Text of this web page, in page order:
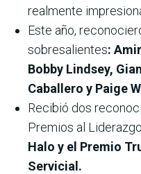
realmente
Este año,
sobresalientes:
Bobby Lindsey,
Caballero y Paige
Recibió dos
Premios al
Halo y el Premio
Servicial.